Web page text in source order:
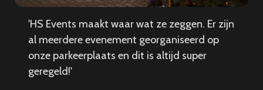
'HS Events maakt waar wat ze zeggen. Er zijn
al meerdere evenement georganiseerd op
onze parkeerplaats en dit is altijd super
geregeld!'